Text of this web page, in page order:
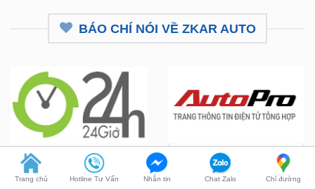
BÁO CHÍ NÓI VỀ ZKAR AUTO
ZKar Auto tài trợ học bổng kỹ
thuật ô tô cho thanh niên nghèo
CEO từng nâng cấp hơn 7.000 ô
tô mở hệ thống chăm sóc xe hơi
Trang chủ Hotline Tư Vấn Nhắn tin Chat Zalo Chỉ đường